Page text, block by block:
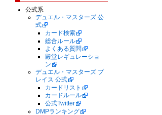
公式系
デュエル・マスターズ 公
式
カード検索
総合ルール
よくある質問
殿堂レギュレーショ
ン
デュエル・マスターズ プ
レイス 公式
カードリスト
カードルール
公式Twitter
DMPランキング